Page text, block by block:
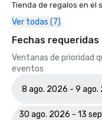
Tienda de regalos en el
Ver todas (7)
Fechas requeridas
Ventanas de prioridad
eventos
8 ago. 2026 - 9 ago.
30 ago. 2026 - 13